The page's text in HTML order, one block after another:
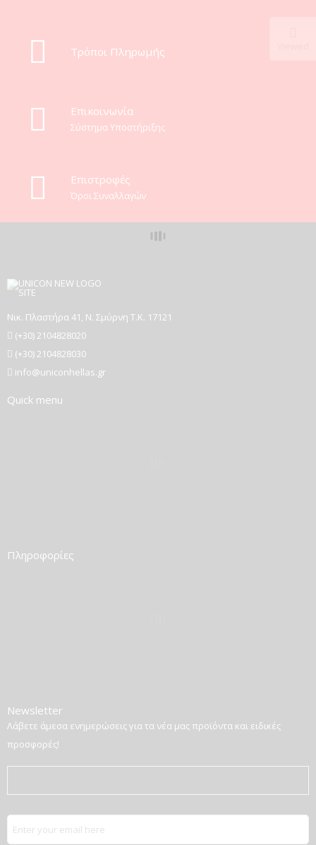
Τρόποι Πληρωμής
Eπικοινωνία
Σύστημα Υποστήριξης
Επιστροφές
Όροι Συναλλαγών
Νικ. Πλαστήρα 41, Ν. Σμύρνη T.K. 17121
(+30) 2104828020
(+30) 2104828030
info@uniconhellas.gr
Quick menu
Πληροφορίες
Newsletter
Λάβετε άμεσα ενημερώσεις για τα νέα μας προϊόντα και ειδικές
προσφορές!